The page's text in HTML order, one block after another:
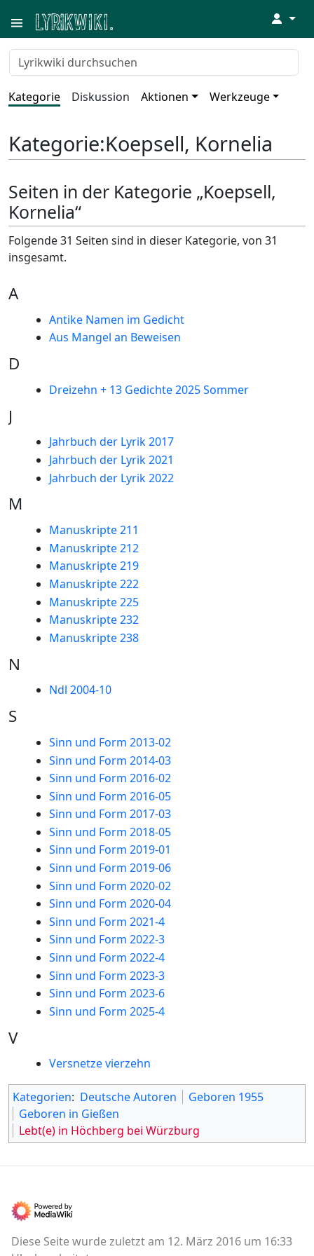
↓
Kategorie Diskussion Aktionen Werkzeuge
Kategorie:Koepsell, Kornelia
Seiten in der Kategorie „Koepsell,
Kornelia“
Folgende 31 Seiten sind in dieser Kategorie, von 31
insgesamt.
A
Antike Namen im Gedicht
Aus Mangel an Beweisen
D
Dreizehn + 13 Gedichte 2025 Sommer
J
Jahrbuch der Lyrik 2017
Jahrbuch der Lyrik 2021
Jahrbuch der Lyrik 2022
M
Manuskripte 211
Manuskripte 212
Manuskripte 219
Manuskripte 222
Manuskripte 225
Manuskripte 232
Manuskripte 238
N
Ndl 2004-10
S
Sinn und Form 2013-02
Sinn und Form 2014-03
Sinn und Form 2016-02
Sinn und Form 2016-05
Sinn und Form 2017-03
Sinn und Form 2018-05
Sinn und Form 2019-01
Sinn und Form 2019-06
Sinn und Form 2020-02
Sinn und Form 2020-04
Sinn und Form 2021-4
Sinn und Form 2022-3
Sinn und Form 2022-4
Sinn und Form 2023-3
Sinn und Form 2023-6
Sinn und Form 2025-4
V
Versnetze vierzehn
Kategorien: Deutsche Autoren
Geboren 1955
Geboren in Gießen
Lebt(e) in Höchberg bei Würzburg
Diese Seite wurde zuletzt am 12. März 2016 um 16:33